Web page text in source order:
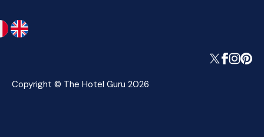
Copyright © The Hotel Guru 2026